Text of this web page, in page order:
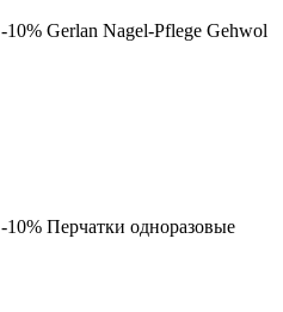
-10% Gerlan Nagel-Pflege Gehwol
-10% Перчатки одноразовые